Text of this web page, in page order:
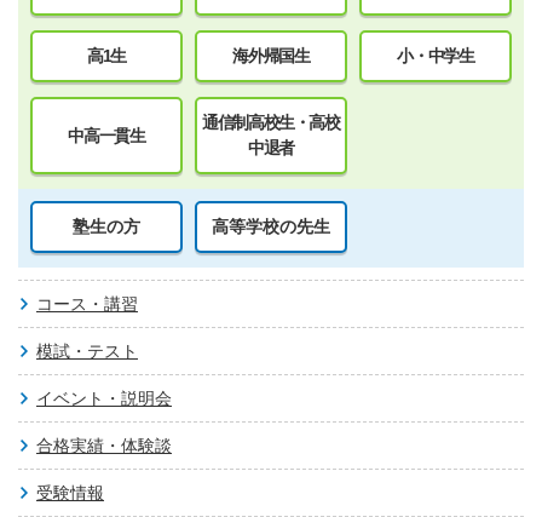
高1生 海外帰国生 小・中学生
中高一貫生
通信制高校生・高校
中退者
塾生の方 高等学校の先生
コース・講習
模試・テスト
イベント・説明会
合格実績・体験談
受験情報